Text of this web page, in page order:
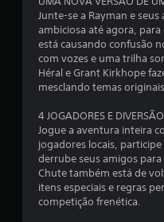
Junte-se a Rayman e
ambiciosa até agora,
está causando confusão
com vozes e uma trilha
Héral e Grant Kirkhope
mesclando temas
4 JOGADORES E
Jogue a aventura inteira
jogadores locais,
derrube seus amigos
Chute também está de
itens especiais e regras
competição frenética.